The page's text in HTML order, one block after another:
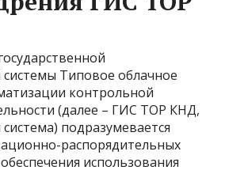
Типовое облачное
контрольной
(далее – ГИС ТОР КНД,
подразумевается
распорядительных
использования